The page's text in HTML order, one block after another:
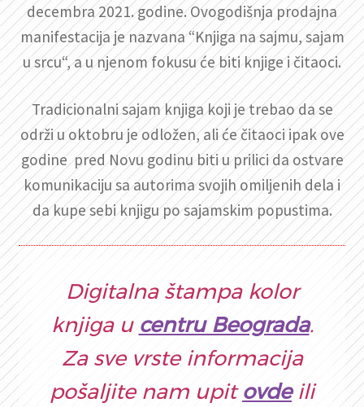
decembra 2021. godine. Ovogodišnja prodajna
manifestacija je nazvana “Knjiga na sajmu, sajam
u srcu“, a u njenom fokusu će biti knjige i čitaoci.
Tradicionalni sajam knjiga koji je trebao da se
održi u oktobru je odložen, ali će čitaoci ipak ove
godine pred Novu godinu biti u prilici da ostvare
komunikaciju sa autorima svojih omiljenih dela i
da kupe sebi knjigu po sajamskim popustima.
Digitalna štampa kolor
knjiga u centru Beograda.
Za sve vrste informacija
pošaljite nam upit ovdeili